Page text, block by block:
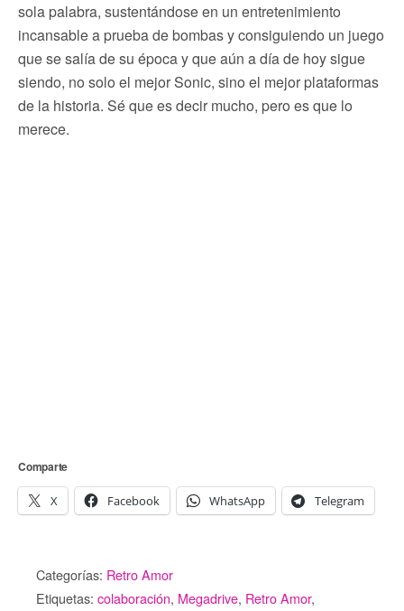
sola palabra, sustentándose en un entretenimiento
incansable a prueba de bombas y consiguiendo un juego
que se salía de su época y que aún a día de hoy sigue
siendo, no solo el mejor Sonic, sino el mejor plataformas
de la historia. Sé que es decir mucho, pero es que lo
merece.
Comparte
X Facebook WhatsApp Telegram
Categorías: Retro Amor
Etiquetas: colaboración, Megadrive, Retro Amor,